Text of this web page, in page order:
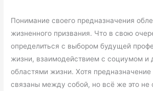
Понимание своего предназначения
жизненного призвания. Что в свою
определиться с выбором будущей
жизни, взаимодействием с социумом и
областями жизни. Хотя предназначение
связаны между собой, но всё же это не